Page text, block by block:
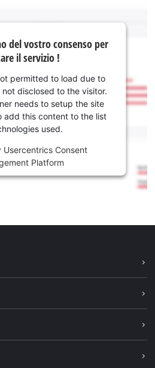
del vostro consenso per
il servizio !
permitted to load due to
disclosed to the visitor.
needs to setup the site
add this content to the list
used.
Usercentrics Consent
Platform